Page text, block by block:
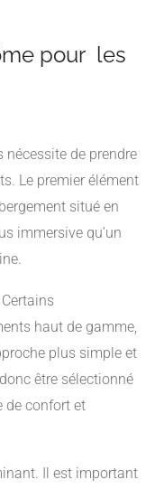
pour les
nécessite de prendre
Le premier élément
situé en
immersive qu’un
haut de gamme,
plus simple et
être sélectionné
de confort et
Il est important